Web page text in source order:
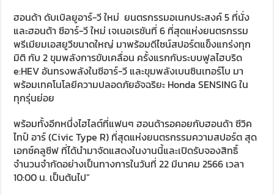
ฮอนด้า ดับเบิลยูอาร์-วี ใหม่ ยนตรกรรมอเนกประสงค์ 5 ที่นั่ง
และฮอนด้า ซีอาร์-วี ใหม่ เจเนอเรชันที่ 6 ที่สุดแห่งยนตรกรรม
พรีเมียมเอสยูวีขนาดใหญ่ มาพร้อมดีไซน์สปอร์ตแข็งแกร่งทุก
มิติ กับ 2 ขุมพลังการขับเคลื่อน ครั้งแรกกับระบบฟูลไฮบริด
e:HEV อันทรงพลังในซีอาร์-วี และขุมพลังเบนซินเทอร์โบ มา
พร้อมเทคโนโลยีความปลอดภัยอัจฉริยะ Honda SENSING ใน
ทุกรุ่นย่อย
พร้อมทั้งอีกหนึ่งไฮไลต์ที่แฟนๆ ฮอนด้ารอคอยกับฮอนด้า ซีวิค
ไทป์ อาร์ (Civic Type R) ที่สุดแห่งยนตรกรรมความสปอร์ต สุด
เอกซ์คลูซีฟ ที่ได้นำมาจัดแสดงในงานนี้และเปิดรับจองสิทธิ์
จำนวนจำกัดอย่างเป็นทางการในวันที่ 22 มีนาคม 2566 เวลา
10:00 น. เป็นต้นไป”